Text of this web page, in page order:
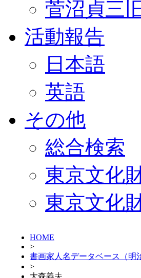
菅沼貞三
活動報告
日本語
英語
その他
総合検索
東京文化
東京文化
HOME
>
書画家人名データベース（明
>
大森義夫